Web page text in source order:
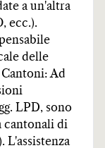
a un'altra
ecc.).
delle
Ad
LPD, sono
cantonali di
L'assistenza